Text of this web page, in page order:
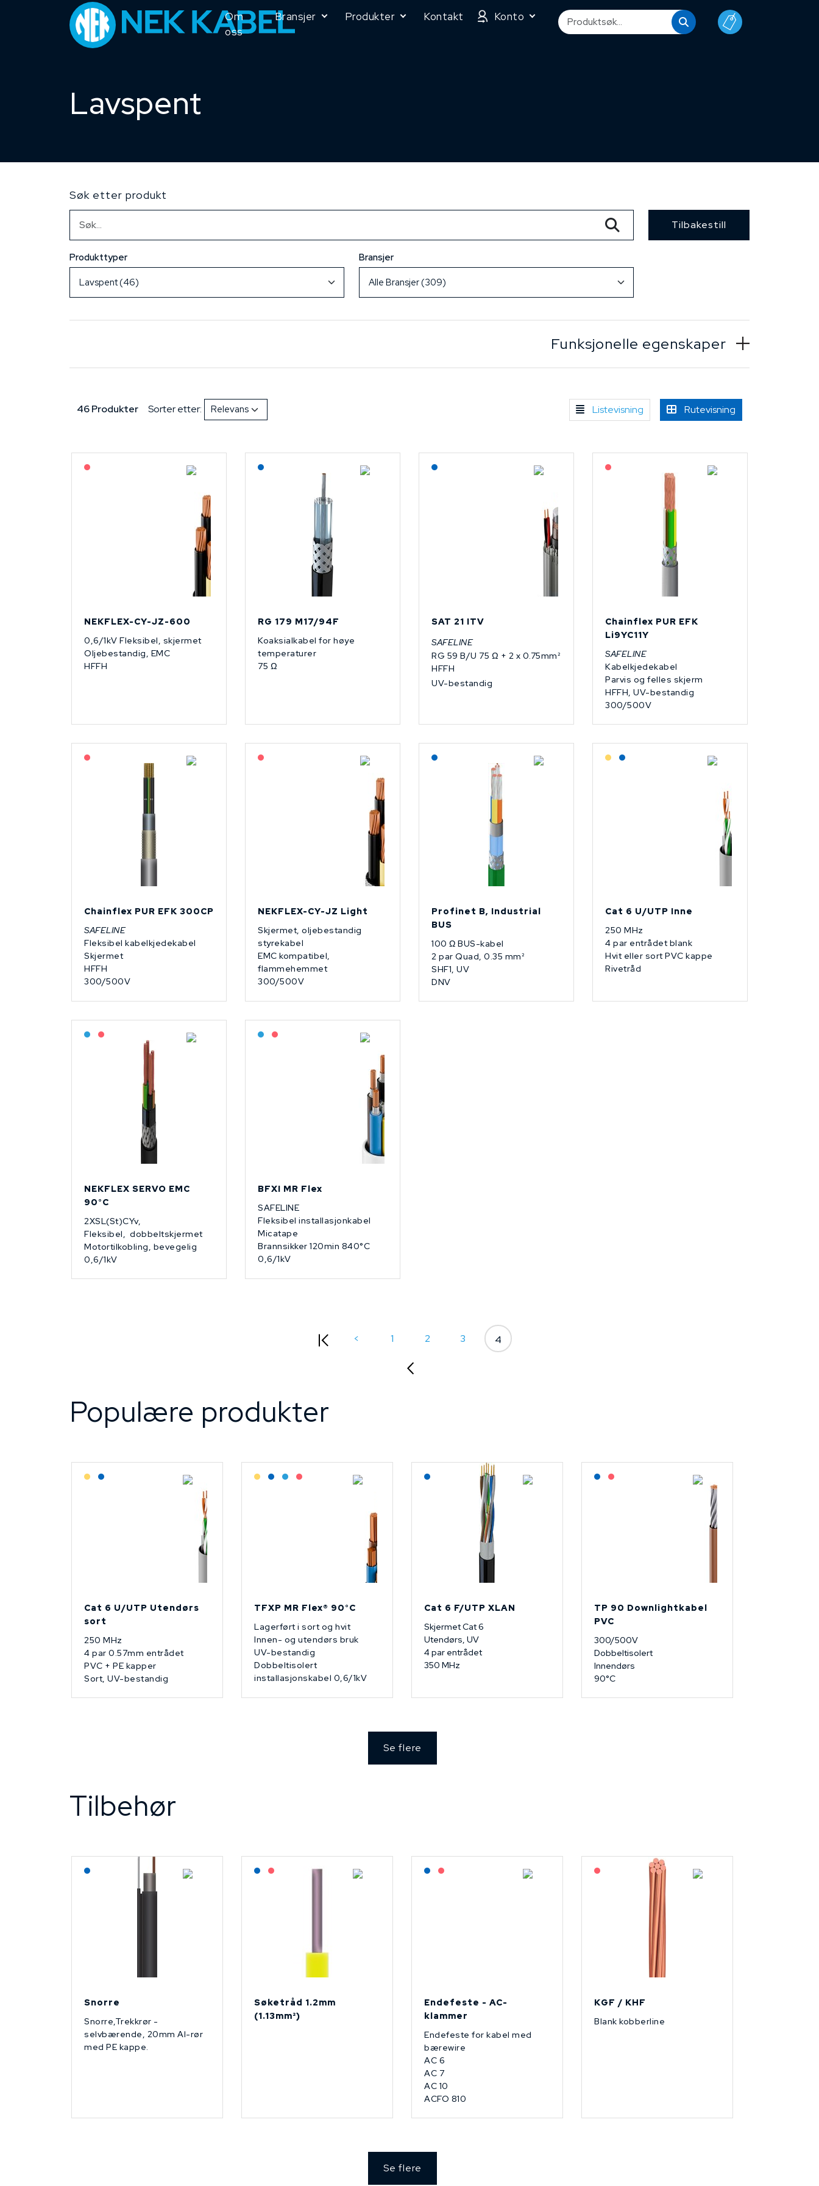
Om
oss
Bransjer Produkter Kontakt Konto
Lavspent
Søk etter produkt
Tilbakestill
Produkttyper Bransjer
Funksjonelle egenskaper
46 Produkter Sorter etter: Listevisning Rutevisning
NEKFLEX-CY-JZ-600
0,6/1kV Fleksibel, skjermet
Oljebestandig, EMC
HFFH
RG 179 M17/94F
Koaksialkabel for høye
temperaturer
75 Ω
SAT 21 ITV
SAFELINE
RG 59 B/U 75 Ω + 2 x 0.75mm²
HFFH
UV-bestandig
Chainflex PUR EFK
Li9YC11Y
SAFELINE
Kabelkjedekabel
Parvis og felles skjerm
HFFH, UV-bestandig
300/500V
Chainflex PUR EFK 300CP
SAFELINE
Fleksibel kabelkjedekabel
Skjermet
HFFH
300/500V
NEKFLEX-CY-JZ Light
Skjermet, oljebestandig
styrekabel
EMC kompatibel,
flammehemmet
300/500V
Profinet B, Industrial
BUS
100 Ω BUS-kabel
2 par Quad, 0.35 mm²
SHF1, UV
DNV
Lagerført: Grossist
Lagerført: NEK Kabel
Cat 6 U/UTP Inne
250 MHz
4 par entrådet blank
Hvit eller sort PVC kappe
Rivetråd
Bestilling: 2-3 uker
NEKFLEX SERVO EMC
90°C
2XSL(St)CYv,
Fleksibel, dobbeltskjermet
Motortilkobling, bevegelig
0,6/1kV
Bestilling: 2-3 uker
BFXI MR Flex
SAFELINE
Fleksibel installasjonkabel
Micatape
Brannsikker 120min 840°C
0,6/1kV
< 1 2 3 4
Populære produkter
Lagerført: Grossist
Lagerført: NEK Kabel
Cat 6 U/UTP Utendørs
sort
250 MHz
4 par 0.57mm entrådet
PVC + PE kapper
Sort, UV-bestandig
Lagerført: Grossist
Lagerført: NEK Kabel
Bestilling: 2-3 uker
På forespørsel
TFXP MR Flex® 90°C
Lagerført i sort og hvit
Innen- og utendørs bruk
UV-bestandig
Dobbeltisolert
installasjonskabel 0,6/1kV
Lagerført: NEK Kabel
Cat 6 F/UTP XLAN
Skjermet Cat 6
Utendørs, UV
4 par entrådet
350 MHz
Lagerført: NEK Kabel
TP 90 Downlightkabel
PVC
300/500V
Dobbeltisolert
Innendørs
90°C
Se flere
Tilbehør
Snorre
Snorre,Trekkrør -
selvbærende, 20mm Al-rør
med PE kappe.
Lagerført: NEK Kabel
På forespørsel
Søketråd 1.2mm
(1.13mm²)
Lagerført: NEK Kabel
Endefeste - AC-
klammer
Endefeste for kabel med
bærewire
AC 6
AC 7
AC 10
ACFO 810
På forespørsel
KGF / KHF
Blank kobberline
Se flere